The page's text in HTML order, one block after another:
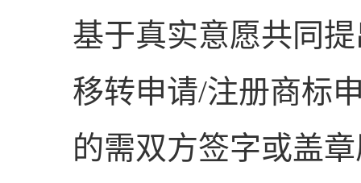
基于真实意愿共同
移转申请/注册商标
的需双方签字或盖